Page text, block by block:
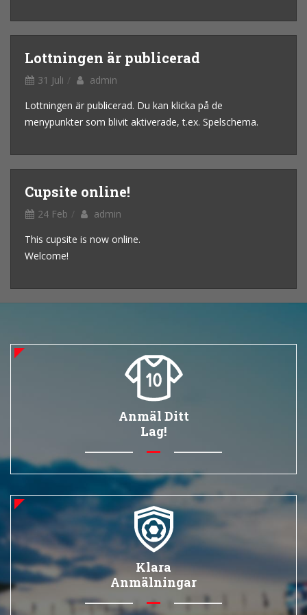
Lottningen är publicerad
31 Juli
admin
Lottningen är publicerad. Du kan klicka på de
menypunkter som blivit aktiverade, t.ex. Spelschema.
Cupsite online!
24 Feb
admin
This cupsite is now online.
Welcome!
Anmäl Ditt
Lag!
Klara
Anmälningar